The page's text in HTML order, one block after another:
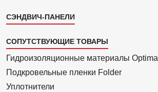
СЭНДВИЧ-ПАНЕЛИ
СОПУТСТВУЮЩИЕ ТОВАРЫ
Гидроизоля­ционные материалы Optima
Подкровель­ные пленки Folder
Уплотнители